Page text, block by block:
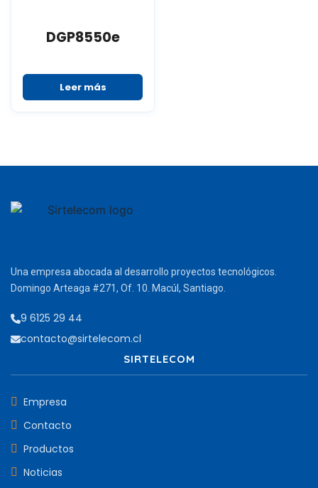
DGP8550e
Leer más
Una empresa abocada al desarrollo proyectos tecnológicos.
Domingo Arteaga #271, Of. 10. Macúl, Santiago.
9 6125 29 44
contacto@sirtelecom.cl
SIRTELECOM
Empresa
Contacto
Productos
Noticias